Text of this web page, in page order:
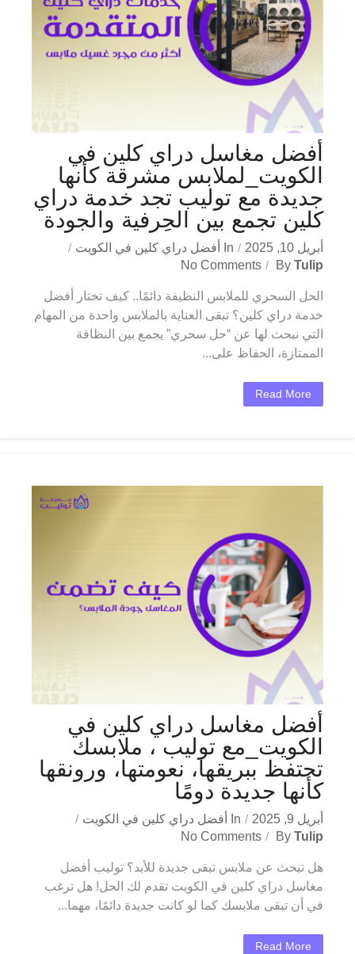
أفضل مغاسل دراي كلين في
الكويت_لملابس مشرقة كأنها
جديدة مع توليب تجد خدمة دراي
كلين تجمع بين الحِرفية والجودة
أبريل 10, 2025 In
أفضل دراي كلين في الكويت
By Tulip
No Comments
الحل السحري للملابس النظيفة دائمًا.. كيف تختار أفضل
خدمة دراي كلين؟ تبقى العناية بالملابس واحدة من المهام
التي نبحث لها عن “حل سحري” يجمع بين النظافة
الممتازة، الحفاظ على...
Read More
أفضل مغاسل دراي كلين في
الكويت_مع توليب ، ملابسك
تحتفظ ببريقها، نعومتها، ورونقها
كأنها جديدة دومًا
أبريل 9, 2025 In
أفضل دراي كلين في الكويت
By Tulip
No Comments
هل تبحث عن ملابس تبقى جديدة للأبد؟ توليب أفضل
مغاسل دراي كلين في الكويت تقدم لك الحل! هل ترغب
في أن تبقى ملابسك كما لو كانت جديدة دائمًا، مهما...
Read More